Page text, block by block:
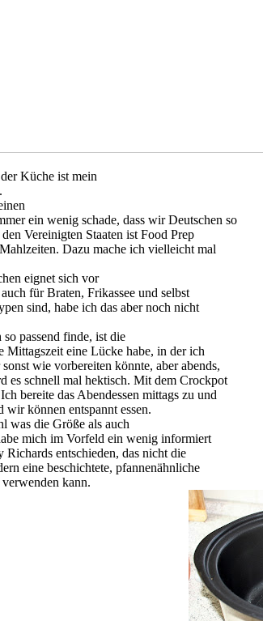
Küche ist mein
ein wenig schade, dass wir Deutschen so
Vereinigten Staaten ist Food Prep
Dazu mache ich vielleicht mal
eignet sich vor
für Braten, Frikassee und selbst
sind, habe ich das aber noch nicht
passend finde, ist die
Mittagszeit eine Lücke habe, in der ich
wie vorbereiten könnte, aber abends,
es schnell mal hektisch. Mit dem Crockpot
bereite das Abendessen mittags zu und
wir können entspannt essen.
was die Größe als auch
mich im Vorfeld ein wenig informiert
entschieden, das nicht die
eine beschichtete, pfannenähnliche
kann.